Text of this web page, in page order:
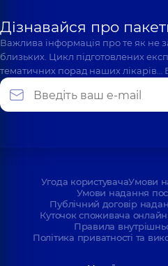
Дізнавайся про
Важлива інформація про те як не
близьких. Цикл підготовлених
тематичних порад наших лікарів…
Угода користувачаУмови
Умови надання
Публічний договір
Куточок споживача онлайн
Правила
Політика приватності та